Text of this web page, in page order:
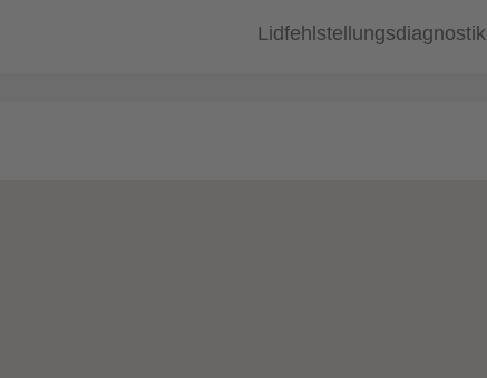
Lidfehlstellungsdiagnostik